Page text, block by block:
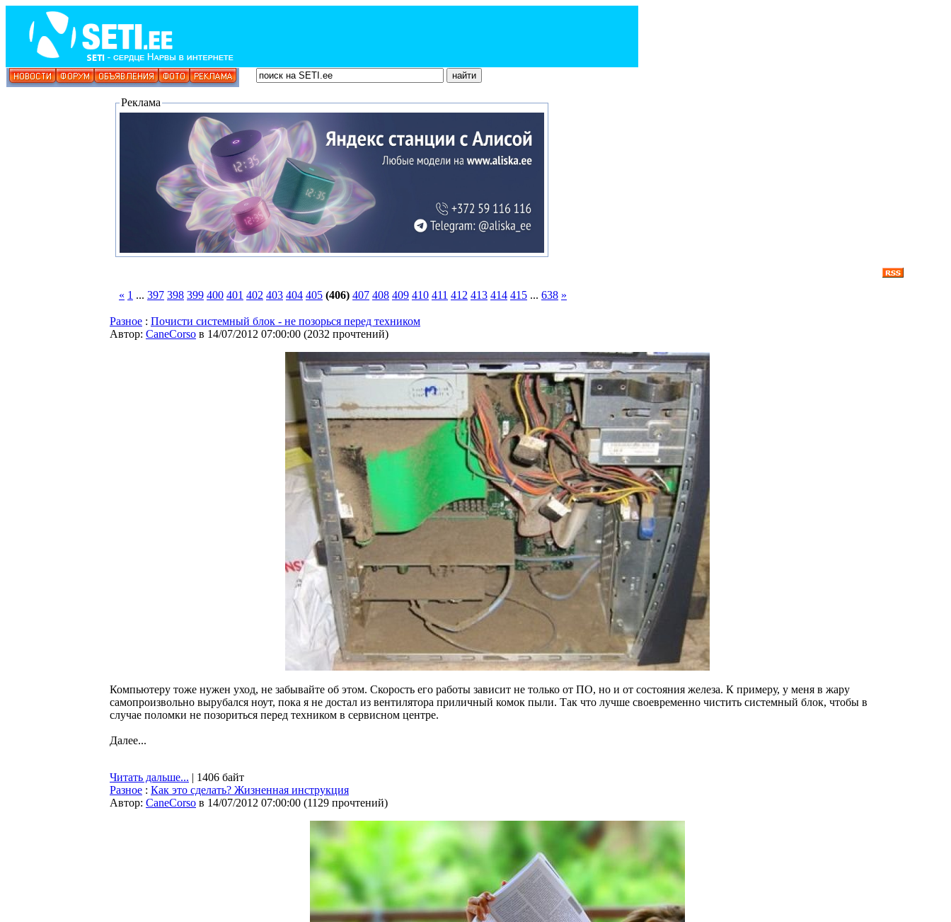
Реклама
« 1 ... 397 398 399 400 401 402 403 404 405 (406) 407 408 409 410 411 412 413 414 415 ... 638 »
Разное : Почисти системный блок - не позорься перед техником
Автор: CaneCorso в 14/07/2012 07:00:00 (2032 прочтений)
Компьютеру тоже нужен уход, не забывайте об этом. Скорость его работы зависит не только от ПО, но и от состояния железа. К примеру, у меня в жару
самопроизвольно вырубался ноут, пока я не достал из вентилятора приличный комок пыли. Так что лучше своевременно чистить системный блок, чтобы в
случае поломки не позориться перед техником в сервисном центре.
Далее...
Читать дальше... | 1406 байт
Разное : Как это сделать? Жизненная инструкция
Автор: CaneCorso в 14/07/2012 07:00:00 (1129 прочтений)